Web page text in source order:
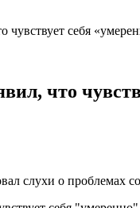
чувствует себя
что
слухи о проблемах